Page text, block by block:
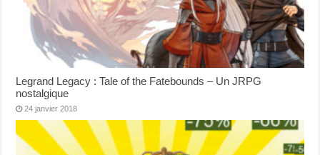
Legrand Legacy : Tale of the Fatebounds – Un JRPG
nostalgique
24 janvier 2018